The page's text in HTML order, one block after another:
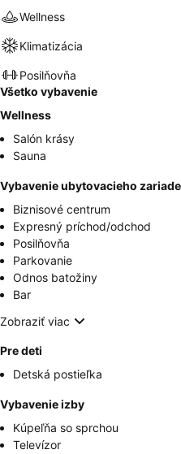
Wellness
Klimatizácia
Posilňovňa
Všetko vybavenie
Wellness
Salón krásy
Sauna
Vybavenie ubytovacieho
Biznisové centrum
Expresný príchod/odchod
Posilňovňa
Parkovanie
Odnos batožiny
Bar
Zobraziť viac
Pre deti
Detská postieľka
Vybavenie izby
Kúpeľňa so sprchou
Televízor